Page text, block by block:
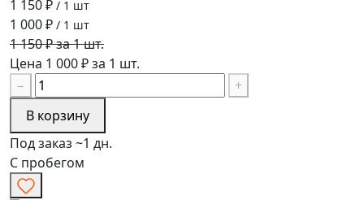
1 150 ₽ / 1 шт
1 000 ₽ / 1 шт
1 150 ₽ за 1 шт.
Цена 1 000 ₽ за 1 шт.
−
+
В корзину
Под заказ ~1 дн.
С пробегом